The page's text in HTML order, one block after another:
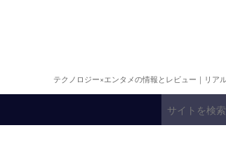
テクノロジー×エンタメの情報とレビュー｜リア